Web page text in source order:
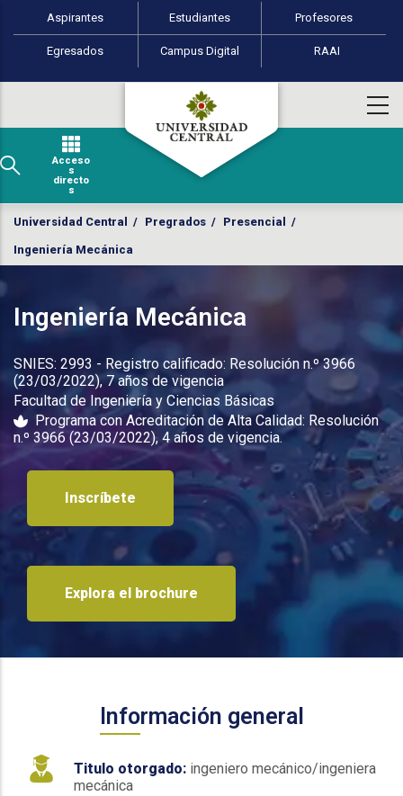
Pasar al contenido principal
Perfiles de usuario
Aspirantes Estudiantes Profesores
Egresados Campus Digital RAAI
Acceso
s
directo
s
Universidad Central / Pregrados / Presencial /
Ingeniería Mecánica
Ingeniería Mecánica
SNIES: 2993 - Registro calificado: Resolución n.º 3966
(23/03/2022), 7 años de vigencia
Facultad de Ingeniería y Ciencias Básicas
Programa con Acreditación de Alta Calidad: Resolución
n.º 3966 (23/03/2022), 4 años de vigencia.
Inscríbete
Explora el brochure
Información general
Titulo otorgado: ingeniero mecánico/ingeniera
mecánica